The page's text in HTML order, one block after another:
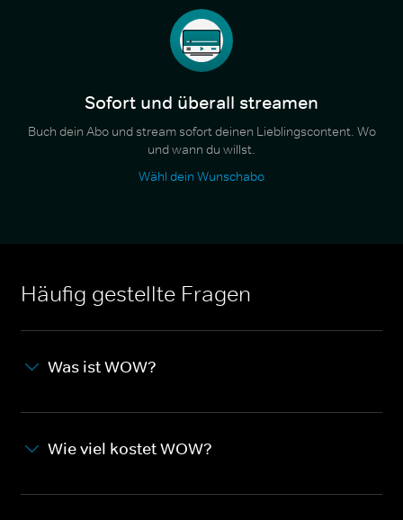
Sofort und überall streamen
Buch dein Abo und stream sofort deinen Lieblingscontent. Wo
und wann du willst.
Wähl dein Wunschabo
Häufig gestellte Fragen
Was ist WOW?
Wie viel kostet WOW?